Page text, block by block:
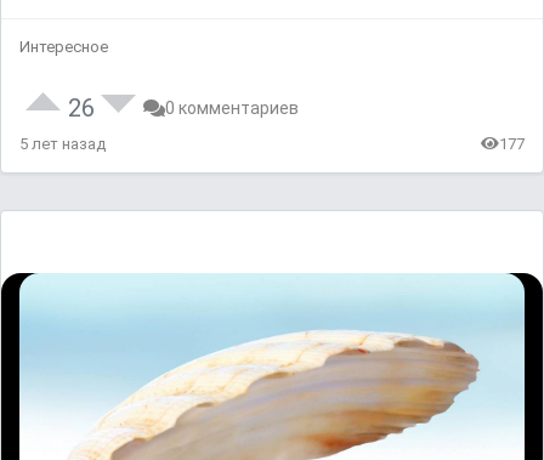
Интересное
26 0 комментариев
5 лет назад 177